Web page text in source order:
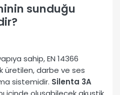
sunduğu
sahip, EN 14366
üretilen, darbe ve ses
sistemidir. Silenta 3A